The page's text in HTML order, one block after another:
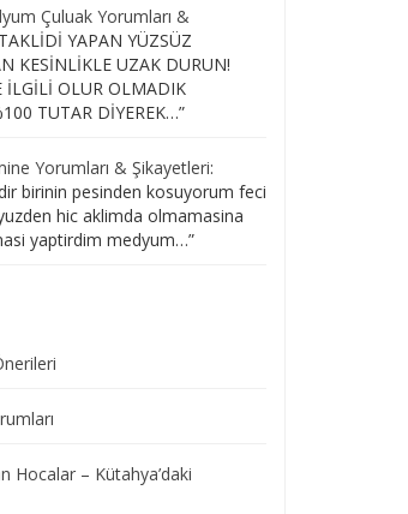
Çuluak Yorumları &
YAPAN YÜZSÜZ
KESİNLİKLE UZAK DURUN!
İLGİLİ OLUR OLMADIK
TUTAR DİYEREK…”
Yorumları & Şikayetleri:
birinin pesinden kosuyorum feci
hic aklimda olmamasina
yaptirdim medyum…”
Hocalar – Kütahya’daki